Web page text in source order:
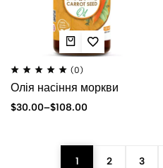
(0)
Олія насіння моркви
$30.00–$108.00
1 2 3